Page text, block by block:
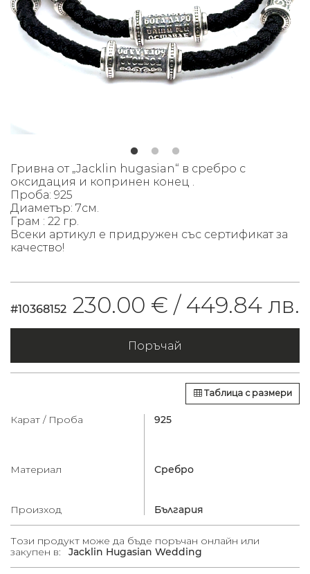
Гривна от „Jacklin hugasian“ в сребро с
оксидация и копринен конец .
Проба: 925
Диаметър: 7см.
Грам : 22 гр.
Всеки артикул е придружен със сертификат за
качество!
#10368152 230.00 € / 449.84 лв.
Поръчай
Таблица с размери
Карат / Проба 925
Материал Сребро
Произход България
Този продукт може да бъде поръчан онлайн или
закупен в:
Jacklin Hugasian Wedding